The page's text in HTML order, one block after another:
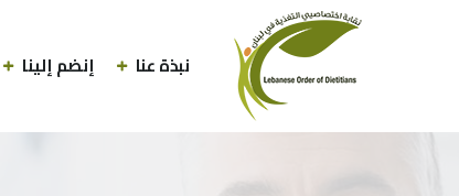
نبذة عنا إنضم إلينا